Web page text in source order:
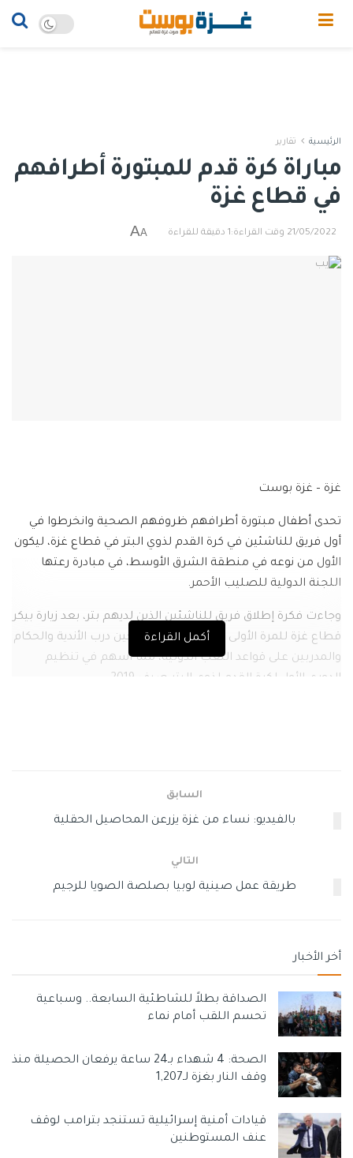
الرئيسية تقارير
مباراة كرة قدم للمبتورة أطرافهم
في قطاع غزة
21/05/2022 وقت القراءة:1 دقيقة للقراءة A
A
غزة – غزة بوست
تحدى أطفال مبتورة أطرافهم ظروفهم الصحية وانخرطوا في
أول فريق للناشئين في كرة القدم لذوي البتر في قطاع غزة، ليكون
الأول من نوعه في منطقة الشرق الأوسط، في مبادرة رعتها
اللجنة الدولية للصليب الأحمر.
وجاءت فكرة إطلاق فريق للناشئين الذين لديهم بتر، بعد زيارة بيكر
قطاع غزة للمرة الأولى في أبريل الماضي، حين درب الأندية والحكام
والمدربين على قواعد اللعب الدولية، مما أسهم في تنظيم
الدوري الأول لكرة القدم لذوي البتر صيف 2019.
أكمل القراءة
وسوم: كرة قدم مبتورة أطراف
السابق
بالفيديو: نساء من غزة يزرعن المحاصيل الحقلية
التالي
طريقة عمل صينية لوبيا بصلصة الصويا للرجيم
أخر الأخبار
الصداقة بطلاً للشاطئية السابعة.. وسباعية
تحسم اللقب أمام نماء
الصحة: 4 شهداء بـ24 ساعة يرفعان الحصيلة منذ
وقف النار بغزة لـ1,207
قيادات أمنية إسرائيلية تستنجد بترامب لوقف
عنف المستوطنين